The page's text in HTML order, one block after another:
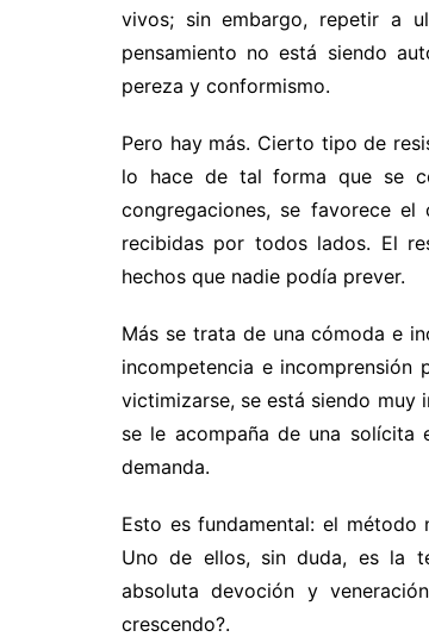
vivos; sin embargo, repetir a
pensamiento no está siendo
pereza y conformismo.
Pero hay más. Cierto tipo de
lo hace de tal forma que se
congregaciones, se favorece
recibidas por todos lados. El
hechos que nadie podía prever.
Más se trata de una cómoda e
incompetencia e incomprensión
victimizarse, se está siendo muy
se le acompaña de una solícita
demanda.
Esto es fundamental: el
Uno de ellos, sin duda, es la
absoluta devoción y
crescendo?.